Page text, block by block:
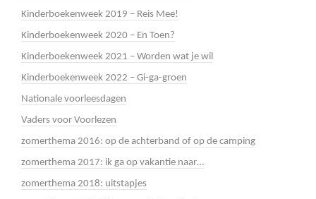
Kinderboekenweek 2019 – Reis Mee!
Kinderboekenweek 2020 – En Toen?
Kinderboekenweek 2021 – Worden wat je wil
Kinderboekenweek 2022 – Gi-ga-groen
Nationale voorleesdagen
Vaders voor Voorlezen
zomerthema 2016: op de achterband of op de camping
zomerthema 2017: ik ga op vakantie naar…
zomerthema 2018: uitstapjes